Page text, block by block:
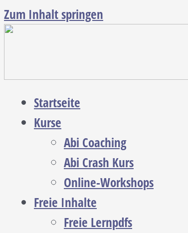
Zum Inhalt springen
Startseite
Kurse
Abi Coaching
Abi Crash Kurs
Online-Workshops
Freie Inhalte
Freie Lernpdfs